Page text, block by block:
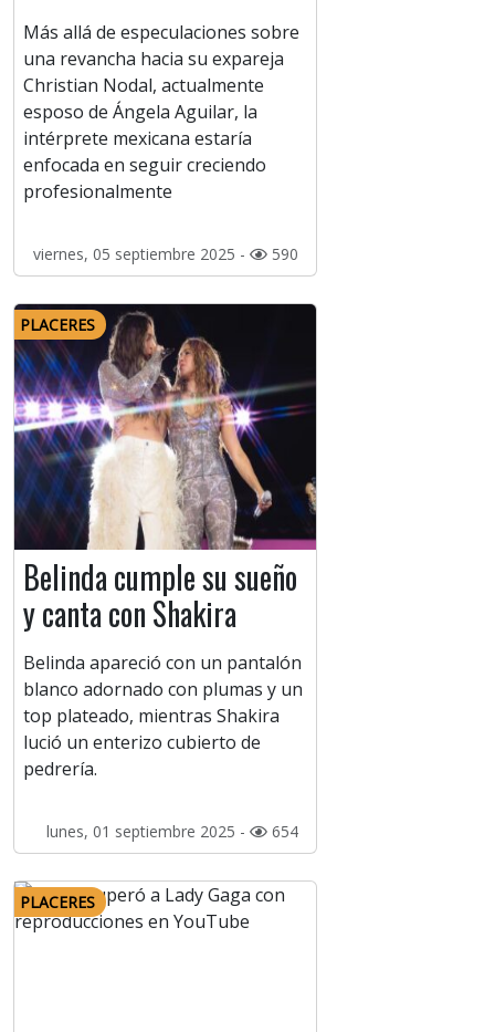
Más allá de especulaciones sobre
una revancha hacia su expareja
Christian Nodal, actualmente
esposo de Ángela Aguilar, la
intérprete mexicana estaría
enfocada en seguir creciendo
profesionalmente
viernes, 05 septiembre 2025 - 590
PLACERES
Belinda cumple su sueño
y canta con Shakira
Belinda apareció con un pantalón
blanco adornado con plumas y un
top plateado, mientras Shakira
lució un enterizo cubierto de
pedrería.
lunes, 01 septiembre 2025 - 654
PLACERES